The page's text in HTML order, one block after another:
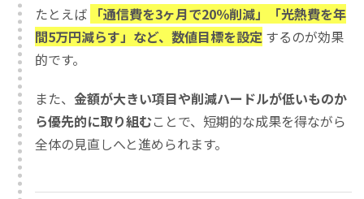
たとえば 「通信費を3ヶ月で20％削減」「光熱費を年
間5万円減らす」など、数値目標を設定 するのが効果
的です。
また、 金額が大きい項目や削減ハードルが低いものか
ら優先的に取り組むことで、短期的な成果を得ながら
全体の見直しへと進められます。